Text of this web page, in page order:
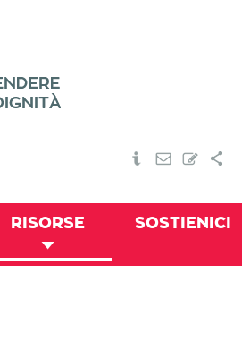
RISORSE SOSTIENICI